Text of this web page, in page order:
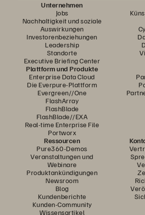
Unternehmen
Jobs
Nachhaltigkeit und soziale
Auswirkungen
Investorenbeziehungen
Leadership
Standorte
Executive Briefing Center
Plattform und Produkte
Enterprise Data Cloud
Die Everpure-Plattform
Evergreen//One
FlashArray
FlashBlade
FlashBlade//EXA
Real-time Enterprise File
Portworx
Ressourcen
Pure360-Demos
Veranstaltungen und
Webinare
Produktankündigungen
Newsroom
Blog
Kundenberichte
Kunden-Community
Wissensartikel